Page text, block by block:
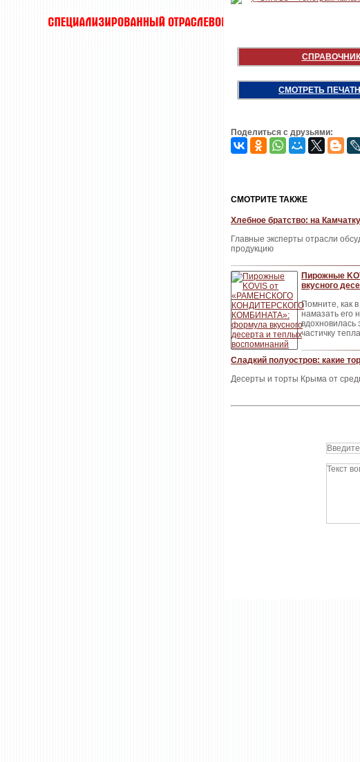
СМОТРЕТЬ
Поделиться с друзьями:
CМОТРИТЕ ТАКЖЕ
Хлебное братство: на
Главные эксперты отрасли
продукцию
Пирожные
вкусного
Помните, как
намазать
вдохновилась
частичку
Сладкий полуостров: какие
Десерты и торты Крыма от